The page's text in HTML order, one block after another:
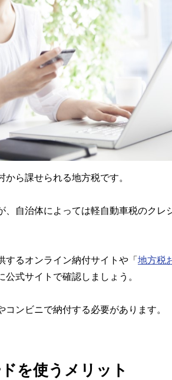
ら課せられる地方税です。
自治体によっては軽自動車税のクレ
るオンライン納付サイトや「 地方税
式サイトで確認しましょう。
ンビニで納付する必要があります。
を使うメリット